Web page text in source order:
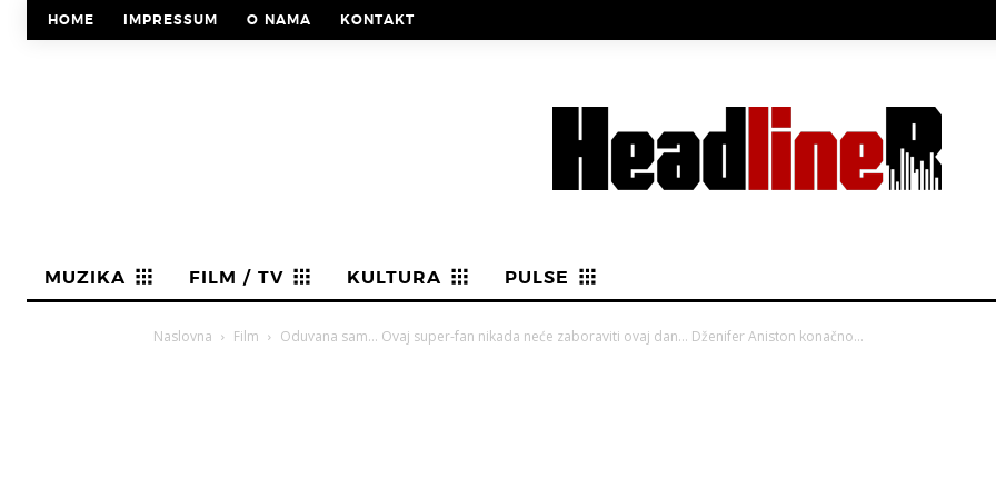
HOME IMPRESSUM O NAMA KONTAKT
MUZIKA FILM / TV KULTURA PULSE
Naslovna Film Oduvana sam… Ovaj super-fan nikada neće zaboraviti ovaj dan… Dženifer Aniston konačno...